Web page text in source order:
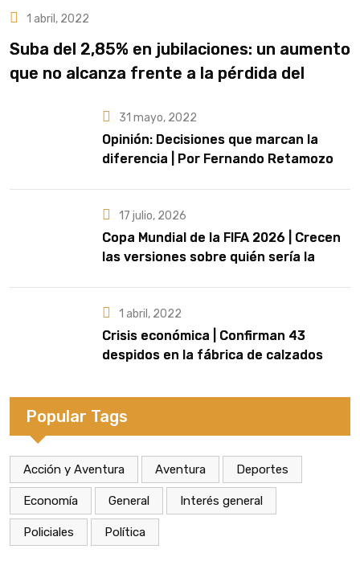
1 abril, 2022
Suba del 2,85% en jubilaciones: un aumento
que no alcanza frente a la pérdida del
31 mayo, 2022
Opinión: Decisiones que marcan la
diferencia | Por Fernando Retamozo
17 julio, 2026
Copa Mundial de la FIFA 2026 | Crecen
las versiones sobre quién sería la
1 abril, 2022
Crisis económica | Confirman 43
despidos en la fábrica de calzados
Popular Tags
Acción y Aventura Aventura Deportes
Economía General Interés general
Policiales Política